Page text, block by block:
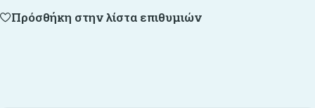
Πρόσθήκη στην λίστα επιθυμιών